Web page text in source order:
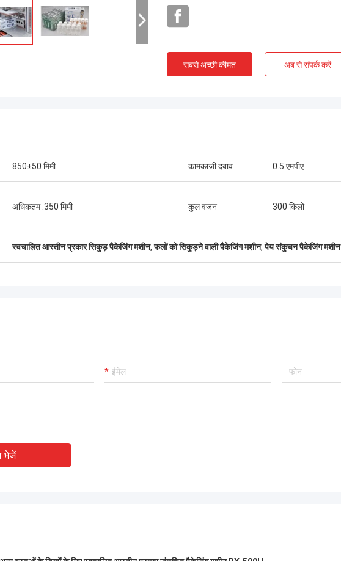
अंततः, मशीन ठीक
सबसे अच्छी कीमत अब से संपर्क करें
850±50 मिमी कामकाजी दबाव 0.5 एमपीए
अधिकतम .350 मिमी कुल वजन 300 किलो
स्वचालित आस्तीन प्रकार सिकुड़ पैकेजिंग मशीन,फलों को सिकुड़ने वाली पैकेजिंग मशीन,पेय संकुचन पैकेजिंग मशीन
भेजें